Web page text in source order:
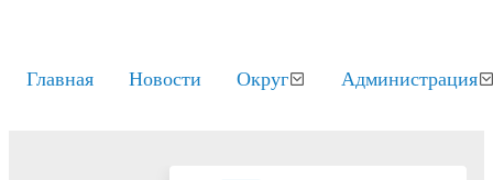
Главная Новости Округ Администрация